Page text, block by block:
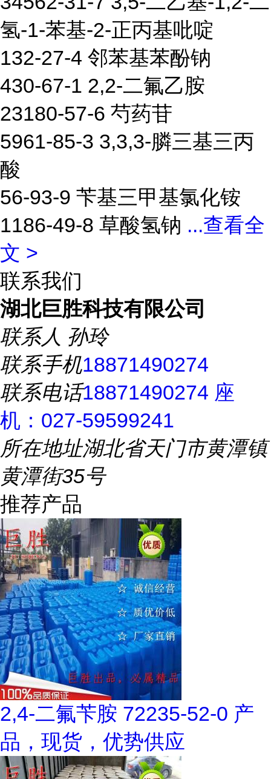
氢-1-苯基-2-正丙基吡啶
132-27-4 邻苯基苯酚钠
430-67-1 2,2-二氟乙胺
23180-57-6 芍药苷
5961-85-3 3,3,3-膦三基三丙
酸
56-93-9 苄基三甲基氯化铵
1186-49-8 草酸氢钠 ...查看全
文 >
联系我们
湖北巨胜科技有限公司
联系人 孙玲
联系手机18871490274
联系电话18871490274 座
机：027-59599241
所在地址湖北省天门市黄潭镇
黄潭街35号
推荐产品
2,4-二氟苄胺 72235-52-0 产
品，现货，优势供应